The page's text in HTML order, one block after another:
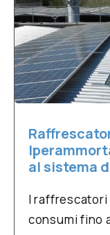
al sistema
I raffrescatori
consumi fino